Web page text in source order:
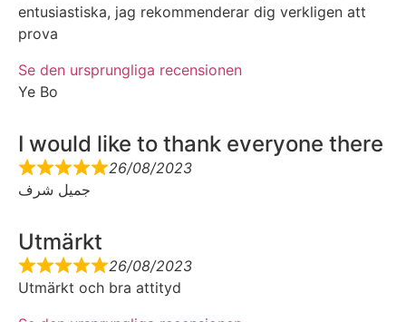
entusiastiska, jag rekommenderar dig verkligen att
prova
Se den ursprungliga recensionen
Ye Bo
I would like to thank everyone there
26/08/2023
جميل شرف
Utmärkt
26/08/2023
Utmärkt och bra attityd